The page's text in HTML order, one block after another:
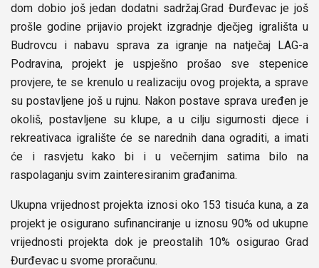
dom dobio još jedan dodatni sadržaj.Grad Đurđevac je još
prošle godine prijavio projekt izgradnje dječjeg igrališta u
Budrovcu i nabavu sprava za igranje na natječaj LAG-a
Podravina, projekt je uspješno prošao sve stepenice
provjere, te se krenulo u realizaciju ovog projekta, a sprave
su postavljene još u rujnu. Nakon postave sprava uređen je
okoliš, postavljene su klupe, a u cilju sigurnosti djece i
rekreativaca igralište će se narednih dana ograditi, a imati
će i rasvjetu kako bi i u večernjim satima bilo na
raspolaganju svim zainteresiranim građanima.
Ukupna vrijednost projekta iznosi oko 153 tisuća kuna, a za
projekt je osigurano sufinanciranje u iznosu 90% od ukupne
vrijednosti projekta dok je preostalih 10% osigurao Grad
Đurđevac u svome proračunu.